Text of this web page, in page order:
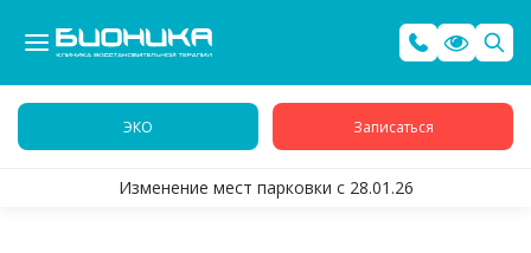
ЭКО Записаться
Изменение мест парковки с 28.01.26